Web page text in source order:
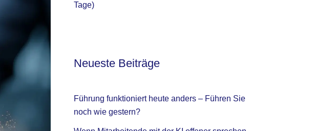
Tage)
Neueste Beiträge
Führung funktioniert heute anders – Führen Sie
noch wie gestern?